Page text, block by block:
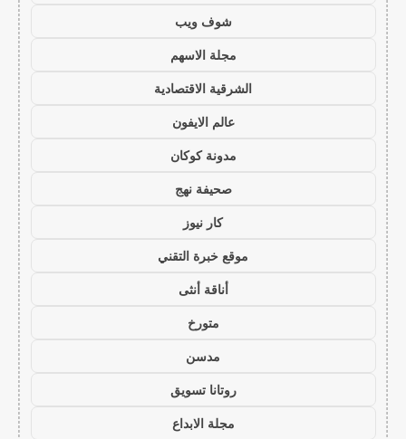
شوف ويب
مجلة الاسهم
الشرقية الاقتصادية
عالم الايفون
مدونة كوكان
صحيفة نهج
كار نيوز
موقع خبرة التقني
أناقة أنثى
متورخ
مدسن
روتانا تسويق
مجلة الابداع